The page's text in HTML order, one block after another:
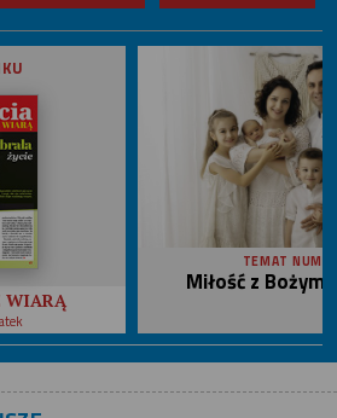
WIARĄ
TEMAT
Miłość z